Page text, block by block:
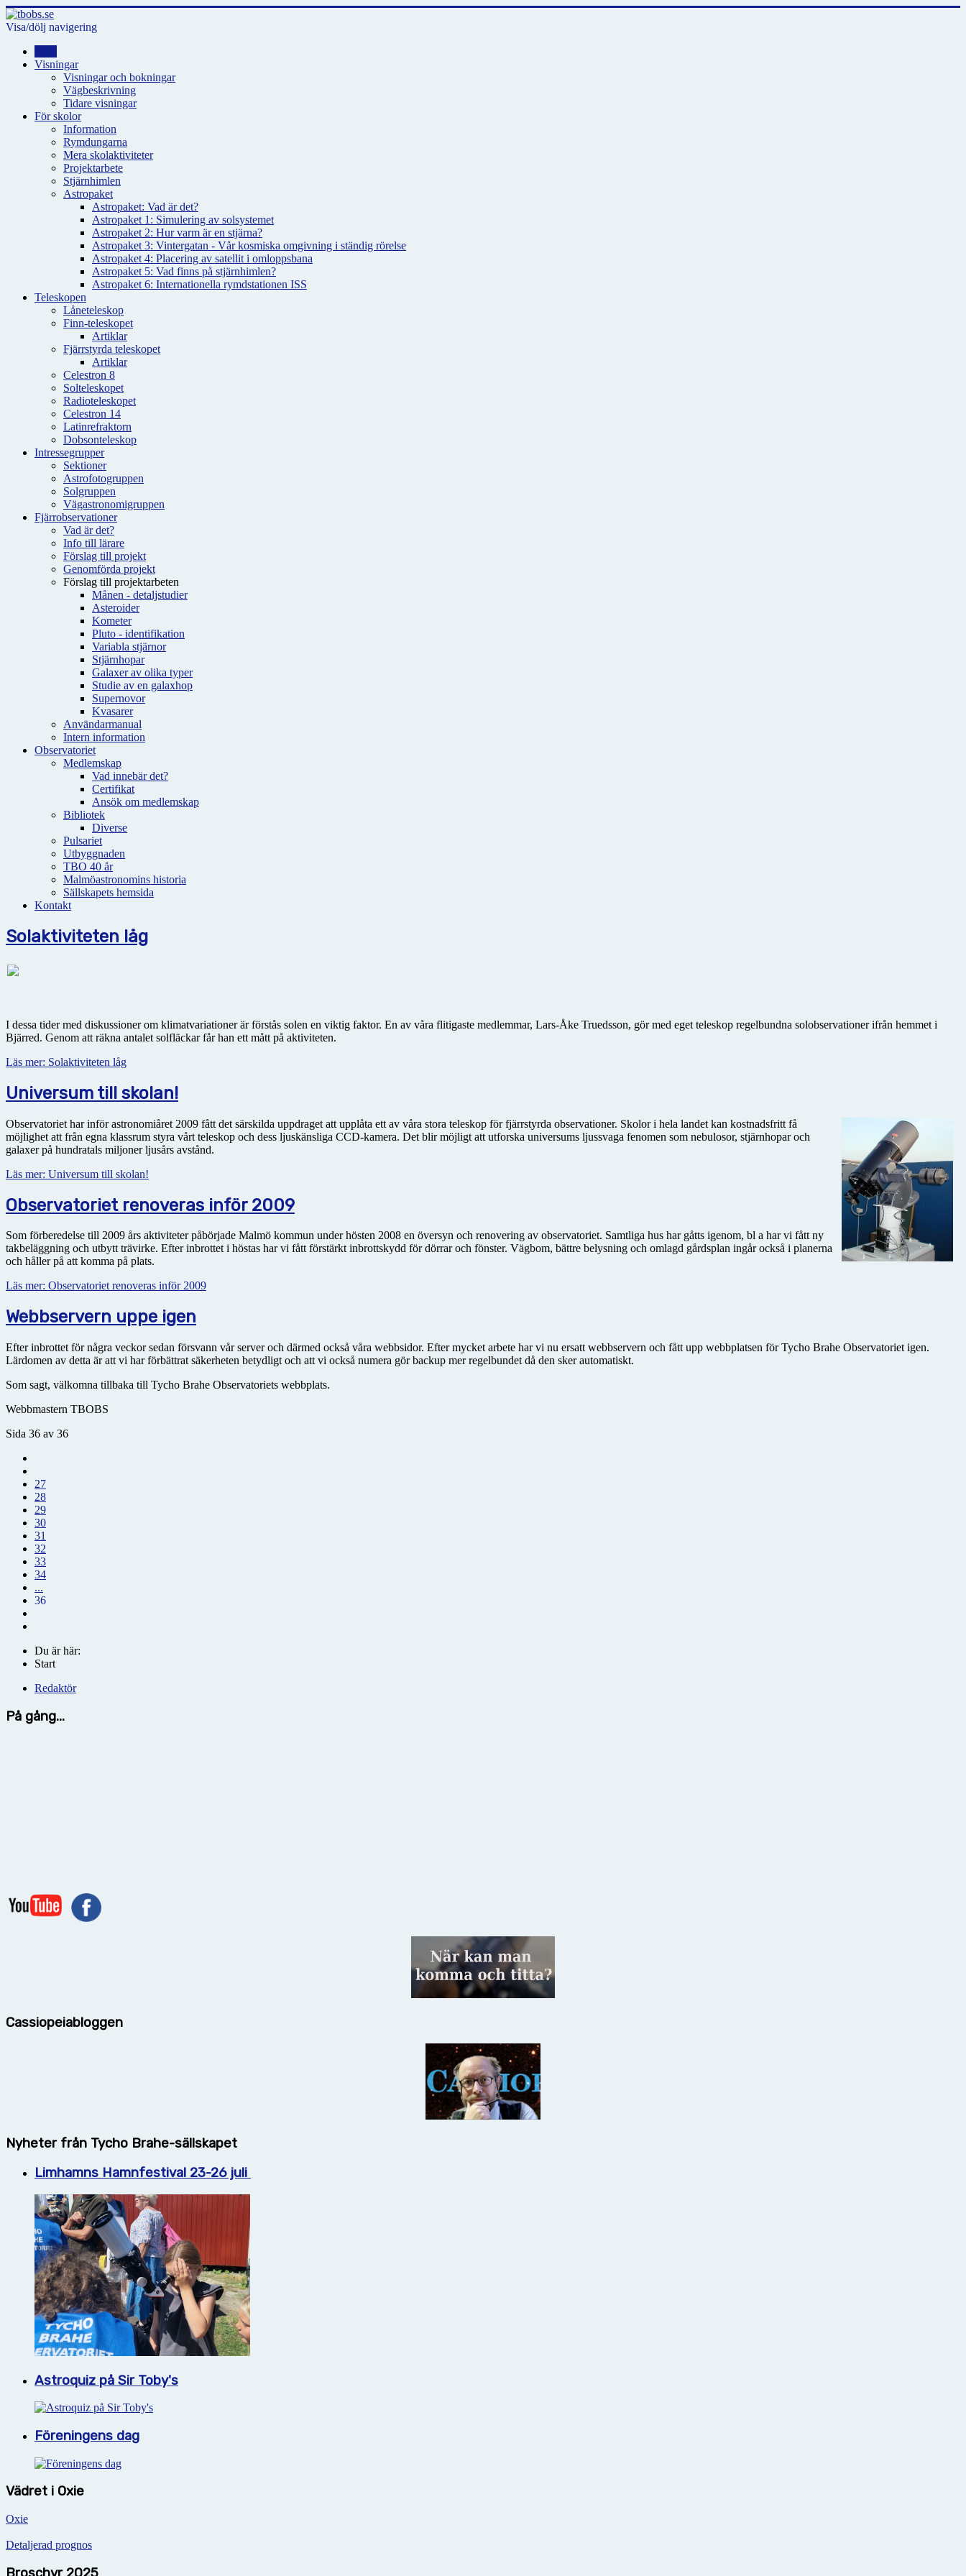
Visa/dölj navigering
Visningar
Visningar och bokningar
Vägbeskrivning
Tidare visningar
För skolor
Information
Rymdungarna
Mera skolaktiviteter
Projektarbete
Stjärnhimlen
Astropaket
Astropaket: Vad är det?
Astropaket 1: Simulering av solsystemet
Astropaket 2: Hur varm är en stjärna?
Astropaket 3: Vintergatan - Vår kosmiska omgivning i ständig rörelse
Astropaket 4: Placering av satellit i omloppsbana
Astropaket 5: Vad finns på stjärnhimlen?
Astropaket 6: Internationella rymdstationen ISS
Teleskopen
Låneteleskop
Finn-teleskopet
Artiklar
Fjärrstyrda teleskopet
Artiklar
Celestron 8
Solteleskopet
Radioteleskopet
Celestron 14
Latinrefraktorn
Dobsonteleskop
Intressegrupper
Sektioner
Astrofotogruppen
Solgruppen
Vägastronomigruppen
Fjärrobservationer
Vad är det?
Info till lärare
Förslag till projekt
Genomförda projekt
Förslag till projektarbeten
Månen - detaljstudier
Asteroider
Kometer
Pluto - identifikation
Variabla stjärnor
Stjärnhopar
Galaxer av olika typer
Studie av en galaxhop
Supernovor
Kvasarer
Användarmanual
Intern information
Observatoriet
Medlemskap
Vad innebär det?
Certifikat
Ansök om medlemskap
Bibliotek
Diverse
Pulsariet
Utbyggnaden
TBO 40 år
Malmöastronomins historia
Sällskapets hemsida
Kontakt
Solaktiviteten låg
I dessa tider med diskussioner om klimatvariationer är förstås solen en viktig faktor. En av våra flitigaste medlemmar, Lars-Åke Truedsson, gör med eget teleskop regelbundna solobservationer ifrån hemmet i
Bjärred. Genom att räkna antalet solfläckar får han ett mått på aktiviteten.
Läs mer: Solaktiviteten låg
Universum till skolan!
Observatoriet har inför astronomiåret 2009 fått det särskilda uppdraget att upplåta ett av våra stora teleskop för fjärrstyrda observationer. Skolor i hela landet kan kostnadsfritt få
möjlighet att från egna klassrum styra vårt teleskop och dess ljuskänsliga CCD-kamera. Det blir möjligt att utforska universums ljussvaga fenomen som nebulosor, stjärnhopar och
galaxer på hundratals miljoner ljusårs avstånd.
Läs mer: Universum till skolan!
Observatoriet renoveras inför 2009
Som förberedelse till 2009 års aktiviteter påbörjade Malmö kommun under hösten 2008 en översyn och renovering av observatoriet. Samtliga hus har gåtts igenom, bl a har vi fått ny
takbeläggning och utbytt trävirke. Efter inbrottet i höstas har vi fått förstärkt inbrottskydd för dörrar och fönster. Vägbom, bättre belysning och omlagd gårdsplan ingår också i planerna
och håller på att komma på plats.
Läs mer: Observatoriet renoveras inför 2009
Webbservern uppe igen
Efter inbrottet för några veckor sedan försvann vår server och därmed också våra webbsidor. Efter mycket arbete har vi nu ersatt webbservern och fått upp webbplatsen för Tycho Brahe Observatoriet igen.
Lärdomen av detta är att vi har förbättrat säkerheten betydligt och att vi också numera gör backup mer regelbundet då den sker automatiskt.
Som sagt, välkomna tillbaka till Tycho Brahe Observatoriets webbplats.
Webbmastern TBOBS
Sida 36 av 36
27
28
29
30
31
32
33
34
...
36
Du är här:
Start
Redaktör
På gång...
Cassiopeiabloggen
Nyheter från Tycho Brahe-sällskapet
Limhamns Hamnfestival 23-26 juli
Astroquiz på Sir Toby's
Föreningens dag
Vädret i Oxie
Oxie
Detaljerad prognos